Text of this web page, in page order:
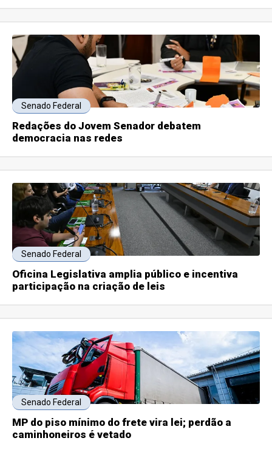
Senado Federal
Redações do Jovem Senador debatem
democracia nas redes
Senado Federal
Oficina Legislativa amplia público e incentiva
participação na criação de leis
Senado Federal
MP do piso mínimo do frete vira lei; perdão a
caminhoneiros é vetado